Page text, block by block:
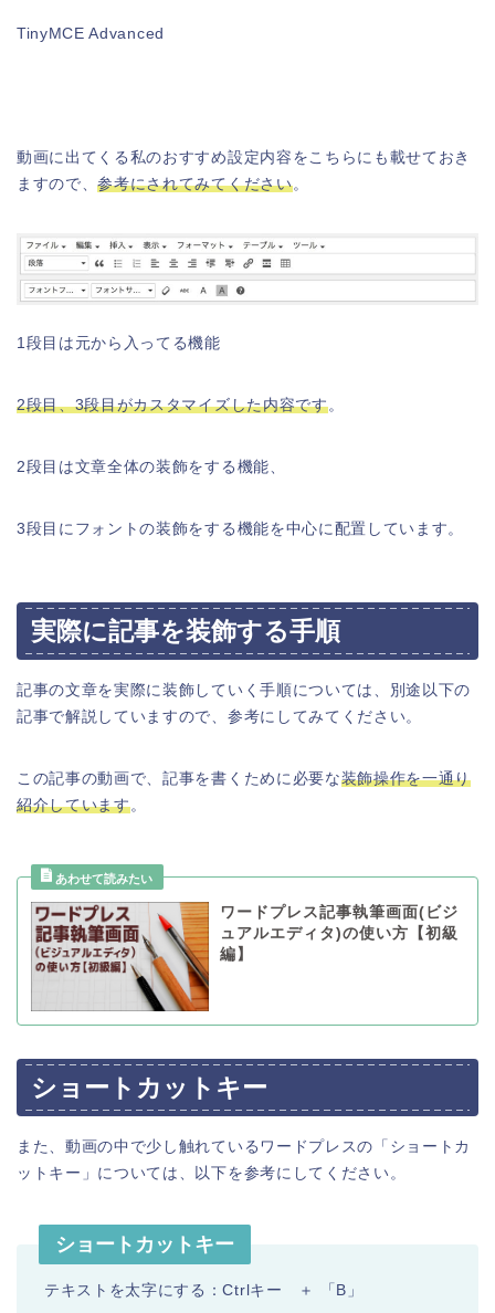
TinyMCE Advanced
動画に出てくる私のおすすめ設定内容をこちらにも載せておき
ますので、参考にされてみてください。
1段目は元から入ってる機能
2段目、3段目がカスタマイズした内容です。
2段目は文章全体の装飾をする機能、
3段目にフォントの装飾をする機能を中心に配置しています。
実際に記事を装飾する手順
記事の文章を実際に装飾していく手順については、別途以下の
記事で解説していますので、参考にしてみてください。
この記事の動画で、記事を書くために必要な装飾操作を一通り
紹介しています。
ワードプレス記事執筆画面(ビジ
ュアルエディタ)の使い方【初級
編】
ショートカットキー
また、動画の中で少し触れているワードプレスの「ショートカ
ットキー」については、以下を参考にしてください。
ショートカットキー
テキストを太字にする：Ctrlキー ＋ 「B」